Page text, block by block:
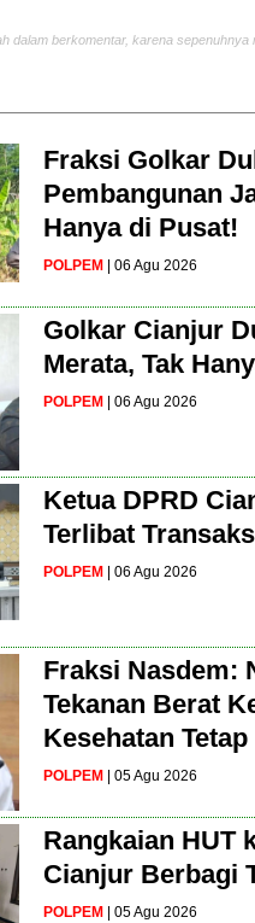
dalam berkomentar, karena
Fraksi Golkar
Pembangunan
Hanya di Pusat!
POLPEM | 06 Agu 2026
Golkar Cianjur
Merata, Tak
POLPEM | 06 Agu 2026
Ketua DPRD
Terlibat
POLPEM | 06 Agu 2026
Fraksi Nasdem:
Tekanan Berat
Kesehatan
POLPEM | 05 Agu 2026
Rangkaian HUT
Cianjur Berbagi
POLPEM | 05 Agu 2026